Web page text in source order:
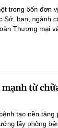
trong bốn đơn
ban, ngành
Thương mại
từ
tạo nền tảng
lấy phòng